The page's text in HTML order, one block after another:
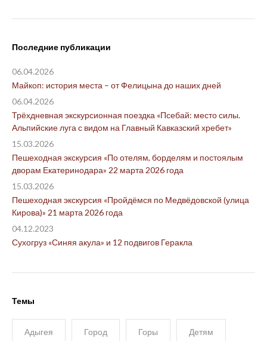
Последние публикации
Майкоп: история места – от Фелицына до наших дней
06.04.2026
Трёхдневная экскурсионная поездка «Псебай: место силы.
Альпийские луга с видом на Главный Кавказский хребет»
06.04.2026
Пешеходная экскурсия «По отелям, борделям и постоялым
дворам Екатеринодара» 22 марта 2026 года
15.03.2026
Пешеходная экскурсия «Пройдёмся по Медвёдовской (улица
Кирова)» 21 марта 2026 года
15.03.2026
Сухогруз «Синяя акула» и 12 подвигов Геракла
04.12.2023
Темы
Адыгея Город Горы Детям